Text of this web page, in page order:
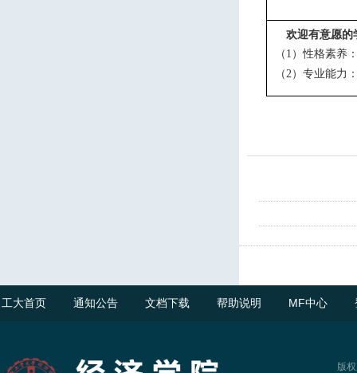
欢迎有意愿的
（ 1 ）性格素养
（2） 专业能力
工大首页 通知公告 文档下载 帮助说明 MF中心
版